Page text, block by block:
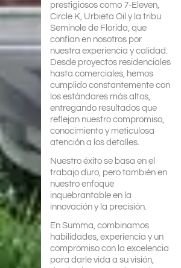
prestigiosos como 7-Eleven,
Circle K, Urbieta Oil y la tribu
Seminole de Florida, que
confían en nosotros por
nuestra experiencia y calidad.
Desde proyectos residenciales
hasta comerciales, hemos
cumplido constantemente con
los estándares más altos,
entregando resultados que
reflejan nuestro compromiso,
conocimiento y meticulosa
atención a los detalles.
Nuestro éxito se basa en el
trabajo duro, pero también en
nuestro enfoque
inquebrantable en la
innovación y la precisión.
En Summa, combinamos
habilidades, experiencia y un
compromiso con la excelencia
para darle vida a su visión,